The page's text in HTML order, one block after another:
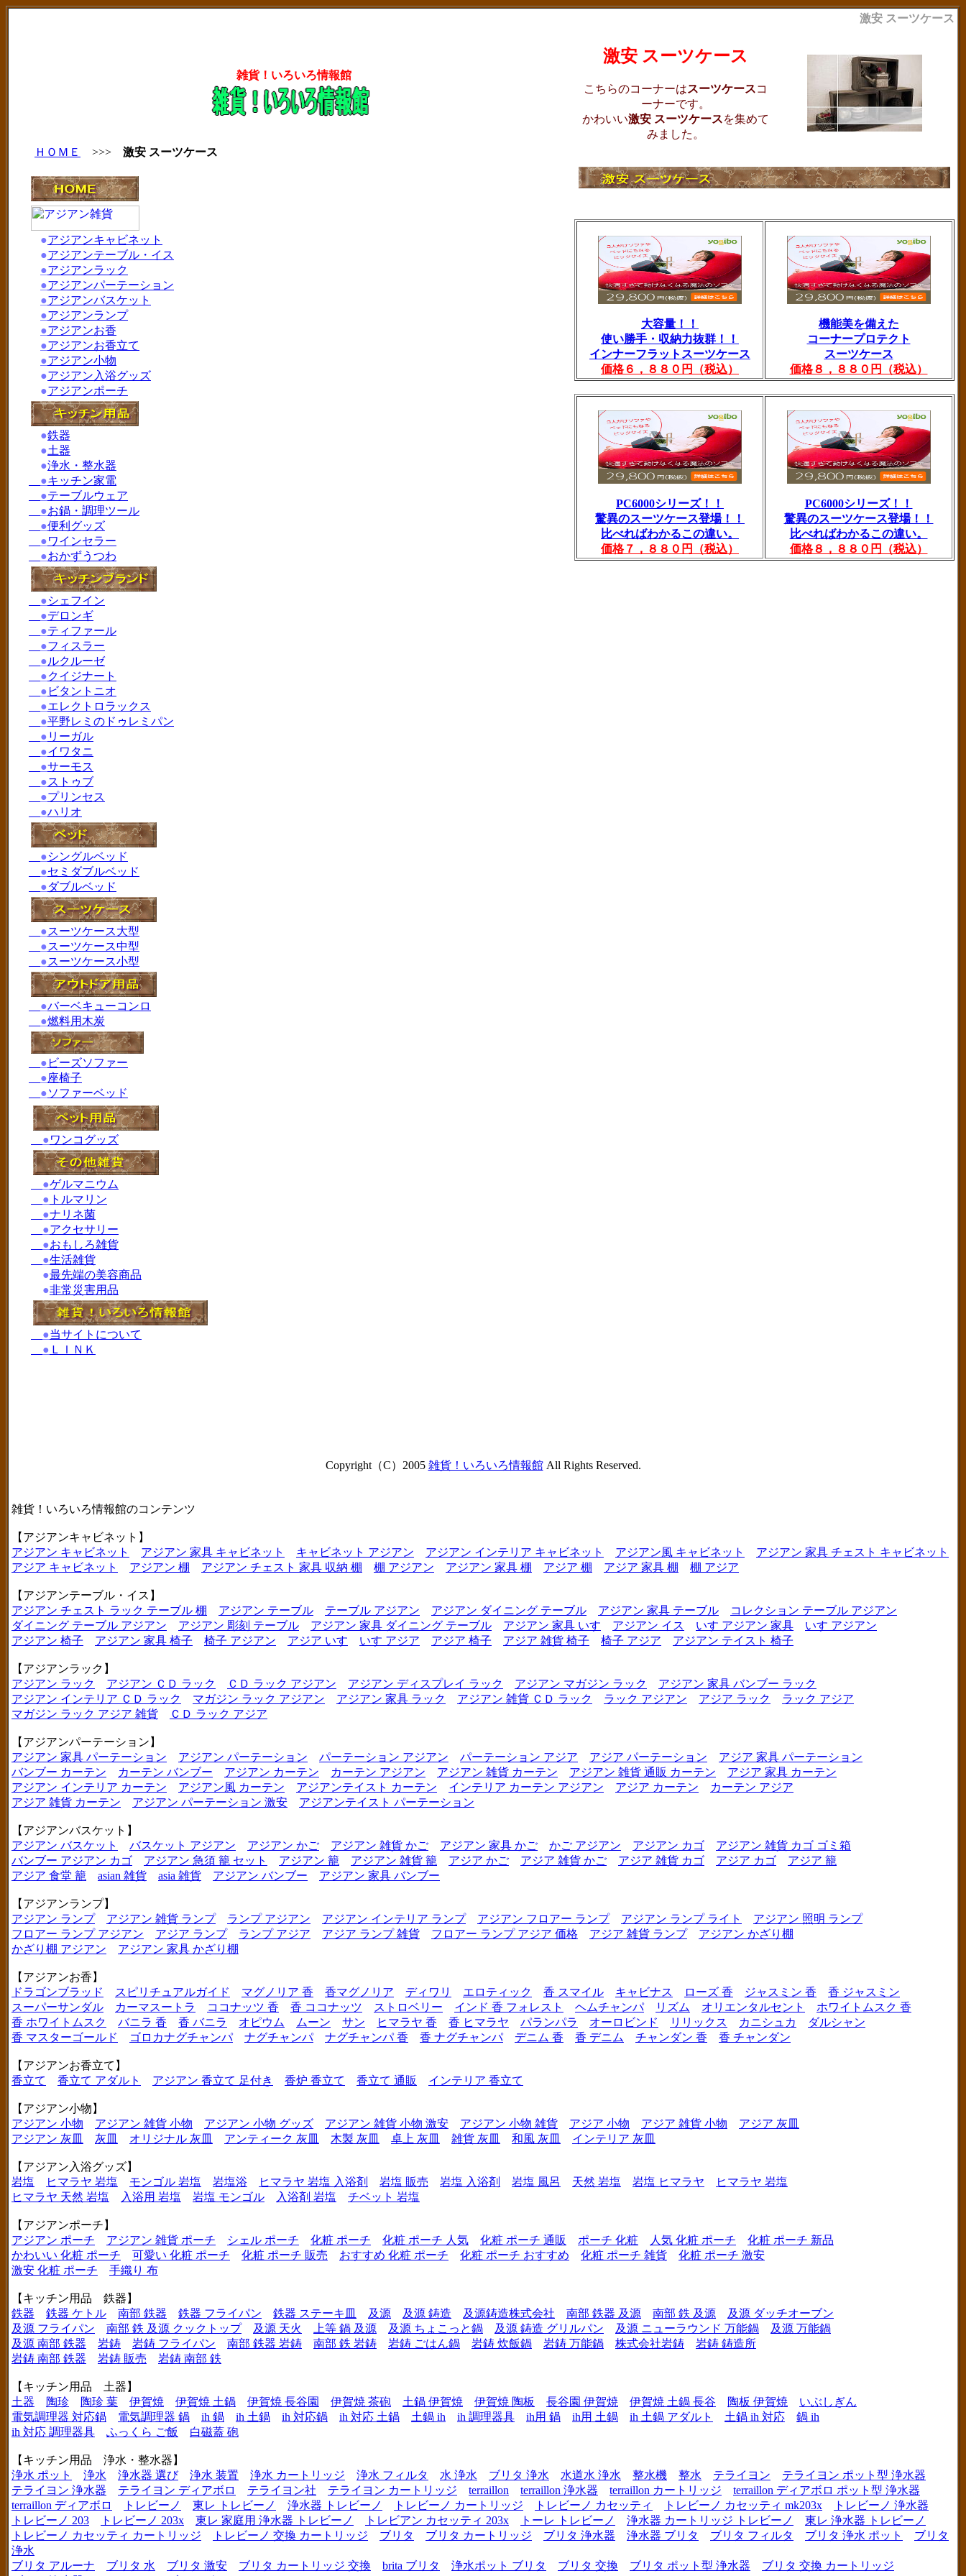
激安 スーツケース
雑貨！いろいろ情報館
激安 スーツケース
こちらのコーナーはスーツケースコ
ーナーです。
かわいい激安 スーツケースを集めて
みました。
ＨＯＭＥ
>>> 激安 スーツケース
大容量！！
使い勝手・収納力抜群！！
インナーフラットスーツケース
価格６，８８０円（税込）
機能美を備えた
コーナープロテクト
スーツケース
価格８，８８０円（税込）
PC6000シリーズ！！
驚異のスーツケース登場！！
比べればわかるこの違い。
価格７，８８０円（税込）
PC6000シリーズ！！
驚異のスーツケース登場！！
比べればわかるこの違い。
価格８，８８０円（税込）
●アジアンキャビネット
●アジアンテーブル・イス
●アジアンラック
●アジアンパーテーション
●アジアンバスケット
●アジアンランプ
●アジアンお香
●アジアンお香立て
●アジアン小物
●アジアン入浴グッズ
●アジアンポーチ
●鉄器
●土器
●浄水・整水器
●キッチン家電
●テーブルウェア
●お鍋・調理ツール
●便利グッズ
●ワインセラー
●おかずうつわ
●シェフイン
●デロンギ
●ティファール
●フィスラー
●ルクルーゼ
●クイジナート
● ビタントニオ
●エレクトロラックス
●平野レミのドゥレミパン
● リーガル
●イワタニ
●サーモス
●ストゥブ
●プリンセス
●ハリオ
●シングルベッド
●セミダブルベッド
●ダブルベッド
●スーツケース大型
●スーツケース中型
●スーツケース小型
●バーベキューコンロ
●燃料用木炭
● ビーズソファー
●座椅子
●ソファーベッド
●ワンコグッズ
●ゲルマニウム
● トルマリン
●ナリネ菌
●アクセサリー
●おもしろ雑貨
●生活雑貨
●最先端の美容商品
●非常災害用品
●当サイトについて
● ＬＩＮＫ
Copyright（C）2005 雑貨！いろいろ情報館All Rights Reserved.
雑貨！いろいろ情報館のコンテンツ
【アジアンキャビネット】
アジアン キャビネット
アジアン 家具 キャビネット キャビネット アジアン アジアン インテリア キャビネット アジアン風 キャビネット
アジアン 家具 チェスト キャビネット
アジア キャビネット
アジアン 棚 アジアン チェスト 家具 収納 棚 棚 アジアン アジアン 家具 棚 アジア 棚 アジア 家具 棚 棚 アジア
【アジアンテーブル・イス】
アジアン チェスト ラック テーブル 棚
アジアン テーブル テーブル アジアン アジアン ダイニング テーブル アジアン 家具 テーブル
コレクション テーブル アジアン
ダイニング テーブル アジアン
アジアン 彫刻 テーブル アジアン 家具 ダイニング テーブル アジアン 家具 いす アジアン イス いす アジアン 家具
いす アジアン
アジアン 椅子
アジアン 家具 椅子 椅子 アジアン アジア いす いす アジア アジア 椅子 アジア 雑貨 椅子 椅子 アジア アジアン テイスト 椅子
【アジアンラック】
アジアン ラック
アジアン ＣＤ ラック ＣＤ ラック アジアン アジアン ディスプレイ ラック アジアン マガジン ラック
アジアン 家具 バンブー ラック
アジアン インテリア ＣＤ ラック
マガジン ラック アジアン アジアン 家具 ラック アジアン 雑貨 ＣＤ ラック ラック アジアン アジア ラック
ラック アジア
マガジン ラック アジア 雑貨
ＣＤ ラック アジア
【アジアンパーテーション】
アジアン 家具 パーテーション
アジアン パーテーション パーテーション アジアン パーテーション アジア アジア パーテーション
アジア 家具 パーテーション
バンブー カーテン
カーテン バンブー アジアン カーテン カーテン アジアン アジアン 雑貨 カーテン アジアン 雑貨 通販 カーテン
アジア 家具 カーテン
アジアン インテリア カーテン
アジアン風 カーテン アジアンテイスト カーテン インテリア カーテン アジアン アジア カーテン
カーテン アジア
アジア 雑貨 カーテン
アジアン パーテーション 激安 アジアンテイスト パーテーション
【アジアンバスケット】
アジアン バスケット
バスケット アジアン アジアン かご アジアン 雑貨 かご アジアン 家具 かご かご アジアン アジアン カゴ
アジアン 雑貨 カゴ ゴミ箱
バンブー アジアン カゴ
アジアン 急須 籠 セット アジアン 籠 アジアン 雑貨 籠 アジア かご アジア 雑貨 かご アジア 雑貨 カゴ アジア カゴ
アジア 籠
アジア 食堂 籠
asian 雑貨 asia 雑貨 アジアン バンブー アジアン 家具 バンブー
【アジアンランプ】
アジアン ランプ
アジアン 雑貨 ランプ ランプ アジアン アジアン インテリア ランプ アジアン フロアー ランプ アジアン ランプ ライト
アジアン 照明 ランプ
フロアー ランプ アジアン
アジア ランプ ランプ アジア アジア ランプ 雑貨 フロアー ランプ アジア 価格 アジア 雑貨 ランプ
アジアン かざり棚
かざり棚 アジアン
アジアン 家具 かざり棚
【アジアンお香】
ドラゴンブラッド
スピリチュアルガイド マグノリア 香 香マグノリア ディワリ エロティック 香 スマイル キャビナス ローズ 香 ジャスミン 香
香 ジャスミン
スーパーサンダル
カーマスートラ ココナッツ 香 香 ココナッツ ストロベリー インド 香 フォレスト ヘムチャンパ リズム オリエンタルセント
ホワイトムスク 香
香 ホワイトムスク
バニラ 香 香 バニラ オピウム ムーン サン ヒマラヤ 香 香 ヒマラヤ パランパラ オーロビンド リリックス カニシュカ
ダルシャン
香 マスターゴールド
ゴロカナグチャンパ ナグチャンパ ナグチャンパ 香 香 ナグチャンパ デニム 香 香 デニム チャンダン 香 香 チャンダン
【アジアンお香立て】
香立て
香立て アダルト アジアン 香立て 足付き 香炉 香立て 香立て 通販 インテリア 香立て
【アジアン小物】
アジアン 小物
アジアン 雑貨 小物 アジアン 小物 グッズ アジアン 雑貨 小物 激安 アジアン 小物 雑貨 アジア 小物 アジア 雑貨 小物
アジア 灰皿
アジアン 灰皿
灰皿 オリジナル 灰皿 アンティーク 灰皿 木製 灰皿 卓上 灰皿 雑貨 灰皿 和風 灰皿 インテリア 灰皿
【アジアン入浴グッズ】
岩塩
ヒマラヤ 岩塩 モンゴル 岩塩 岩塩浴 ヒマラヤ 岩塩 入浴剤 岩塩 販売 岩塩 入浴剤 岩塩 風呂 天然 岩塩 岩塩 ヒマラヤ
ヒマラヤ 岩塩
ヒマラヤ 天然 岩塩
入浴用 岩塩 岩塩 モンゴル 入浴剤 岩塩 チベット 岩塩
【アジアンポーチ】
アジアン ポーチ
アジアン 雑貨 ポーチ シェル ポーチ 化粧 ポーチ 化粧 ポーチ 人気 化粧 ポーチ 通販 ポーチ 化粧 人気 化粧 ポーチ
化粧 ポーチ 新品
かわいい 化粧 ポーチ
可愛い 化粧 ポーチ 化粧 ポーチ 販売 おすすめ 化粧 ポーチ 化粧 ポーチ おすすめ 化粧 ポーチ 雑貨
化粧 ポーチ 激安
激安 化粧 ポーチ
手織り 布
【キッチン用品 鉄器】
鉄器
鉄器 ケトル 南部 鉄器 鉄器 フライパン 鉄器 ステーキ皿 及源 及源 鋳造 及源鋳造株式会社 南部 鉄器 及源 南部 鉄 及源
及源 ダッチオーブン
及源 フライパン
南部 鉄 及源 クックトップ 及源 天火 上等 鍋 及源 及源 ちょこっと鍋 及源 鋳造 グリルパン 及源 ニューラウンド 万能鍋
及源 万能鍋
及源 南部 鉄器
岩鋳 岩鋳 フライパン 南部 鉄器 岩鋳 南部 鉄 岩鋳 岩鋳 ごはん鍋 岩鋳 炊飯鍋 岩鋳 万能鍋 株式会社岩鋳
岩鋳 鋳造所
岩鋳 南部 鉄器
岩鋳 販売 岩鋳 南部 鉄
【キッチン用品 土器】
土器
陶珍 陶珍 葉 伊賀焼 伊賀焼 土鍋 伊賀焼 長谷園 伊賀焼 茶砲 土鍋 伊賀焼 伊賀焼 陶板 長谷園 伊賀焼 伊賀焼 土鍋 長谷 陶板 伊賀焼
いぶしぎん
電気調理器 対応鍋
電気調理器 鍋 ih 鍋 ih 土鍋 ih 対応鍋 ih 対応 土鍋 土鍋 ih ih 調理器具 ih用 鍋 ih用 土鍋 ih 土鍋 アダルト 土鍋 ih 対応
鍋 ih
ih 対応 調理器具
ふっくら ご飯 白磁蓋 砲
【キッチン用品 浄水・整水器】
浄水 ポット
浄水 浄水器 選び 浄水 装置 浄水 カートリッジ 浄水 フィルタ 水 浄水 ブリタ 浄水 水道水 浄水 整水機 整水 テライヨン
テライヨン ポット型 浄水器
テライヨン 浄水器
テライヨン ディアボロ テライヨン社 テライヨン カートリッジ terraillon terraillon 浄水器 terraillon カートリッジ
terraillon ディアボロ ポット型 浄水器
terraillon ディアボロ
トレビーノ 東レ トレビーノ 浄水器 トレビーノ トレビーノ カートリッジ トレビーノ カセッティ トレビーノ カセッティ mk203x
トレビーノ 浄水器
トレビーノ 203
トレビーノ 203x 東レ 家庭用 浄水器 トレビーノ トレビアン カセッティ 203x トーレ トレビーノ 浄水器 カートリッジ トレビーノ
東レ 浄水器 トレビーノ
トレビーノ カセッティ カートリッジ
トレビーノ 交換 カートリッジ ブリタ ブリタ カートリッジ ブリタ 浄水器 浄水器 ブリタ ブリタ フィルタ ブリタ 浄水 ポット
ブリタ
浄水
ブリタ アルーナ
ブリタ 水 ブリタ 激安 ブリタ カートリッジ 交換 brita ブリタ 浄水ポット ブリタ ブリタ 交換 ブリタ ポット型 浄水器
ブリタ 交換 カートリッジ